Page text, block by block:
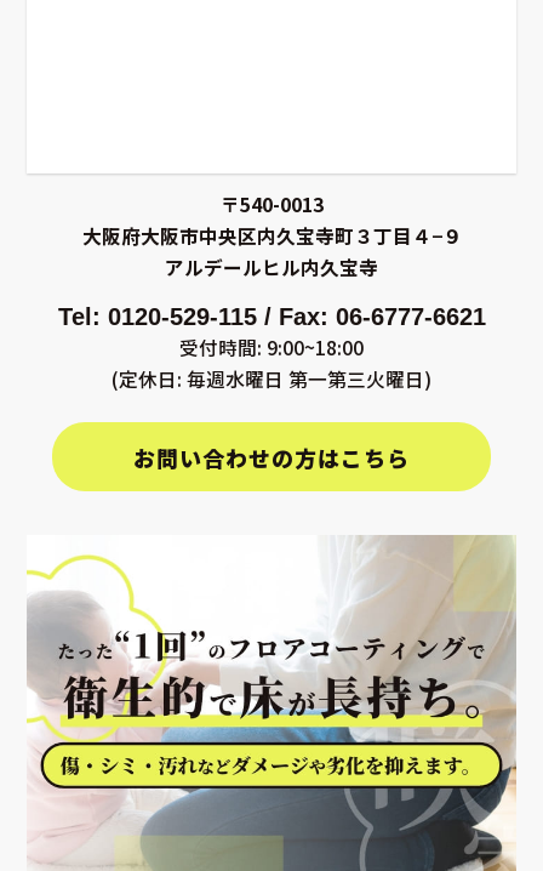
〒540-0013
大阪府大阪市中央区内久宝寺町３丁目４−９
アルデールヒル内久宝寺
Tel: 0120-529-115 / Fax: 06-6777-6621
受付時間: 9:00~18:00
(定休日: 毎週水曜日 第一第三火曜日)
お問い合わせの方はこちら